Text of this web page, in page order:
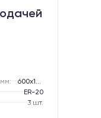
ER-20
3 шт.